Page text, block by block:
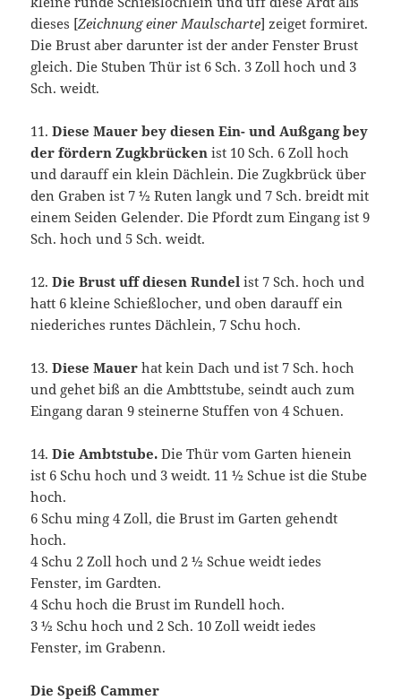
dieses [Zeichnung einer Maulscharte] zeiget formiret.
Die Brust aber darunter ist der ander Fenster Brust
gleich. Die Stuben Thür ist 6 Sch. 3 Zoll hoch und 3
Sch. weidt.
11.Diese Mauer bey diesen Ein- und Außgang bey
der fördern Zugkbrücken ist 10 Sch. 6 Zoll hoch
und darauff ein klein Dächlein. Die Zugkbrück über
den Graben ist 7 ½ Ruten langk und 7 Sch. breidt mit
einem Seiden Gelender. Die Pfordt zum Eingang ist 9
Sch. hoch und 5 Sch. weidt.
12.Die Brust uff diesen Rundel ist 7 Sch. hoch und
hatt 6 kleine Schießlocher, und oben darauff ein
niederiches runtes Dächlein, 7 Schu hoch.
13.Diese Mauer hat kein Dach und ist 7 Sch. hoch
und gehet biß an die Ambttstube, seindt auch zum
Eingang daran 9 steinerne Stuffen von 4 Schuen.
14.Die Ambtstube. Die Thür vom Garten hienein
ist 6 Schu hoch und 3 weidt. 11 ½ Schue ist die Stube
hoch.
6 Schu ming 4 Zoll, die Brust im Garten gehendt
hoch.
4 Schu 2 Zoll hoch und 2 ½ Schue weidt iedes
Fenster, im Gardten.
4 Schu hoch die Brust im Rundell hoch.
3 ½ Schu hoch und 2 Sch. 10 Zoll weidt iedes
Fenster, im Grabenn.
Die Speiß Cammer